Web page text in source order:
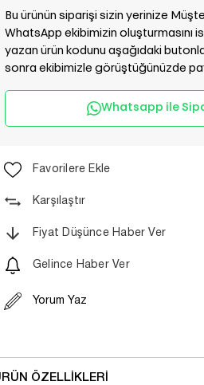
Bu ürünün siparişi sizin yerinize
WhatsApp ekibimizin oluşturmasını
yazan ürün kodunu aşağıdaki
sonra ekibimizle görüştüğünüzde
Whatsapp ile
Favorilere Ekle
Karşılaştır
Fiyat Düşünce Haber Ver
Gelince Haber Ver
Yorum Yaz
ÖZELLIKLERI